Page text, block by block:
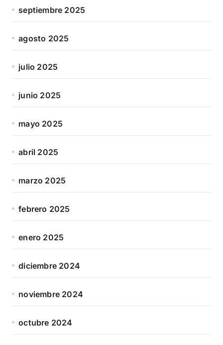
septiembre 2025
agosto 2025
julio 2025
junio 2025
mayo 2025
abril 2025
marzo 2025
febrero 2025
enero 2025
diciembre 2024
noviembre 2024
octubre 2024